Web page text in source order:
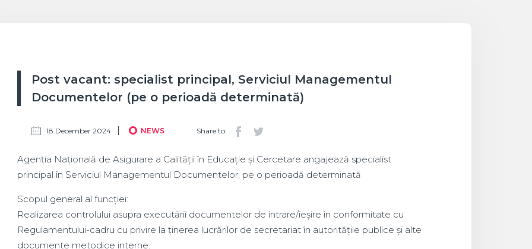
Post vacant: specialist principal, Serviciul Managementul
Documentelor (pe o perioadă determinată)
18 December 2024 NEWS Share to:
Agenția Națională de Asigurare a Calității în Educație și Cercetare angajează specialist
principal în Serviciul Managementul Documentelor, pe o perioadă determinată
Scopul general al funcției:
Realizarea controlului asupra executării documentelor de intrare/ieșire în conformitate cu
Regulamentului-cadru cu privire la ținerea lucrărilor de secretariat în autoritățile publice și alte
documente metodice interne.